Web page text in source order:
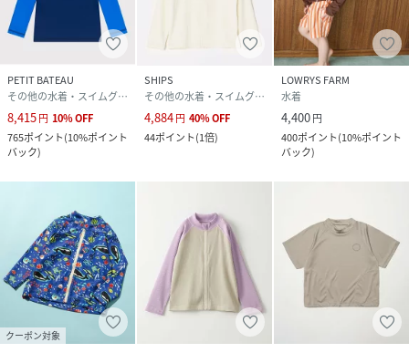
PETIT BATEAU
その他の水着・スイムグッズ
8,415円 10%OFF
765ポイント(10%ポイント
バック)
SHIPS
その他の水着・スイムグッズ
4,884円 40%OFF
44ポイント(1倍)
LOWRYS FARM
水着
4,400円
400ポイント(10%ポイント
バック)
クーポン対象